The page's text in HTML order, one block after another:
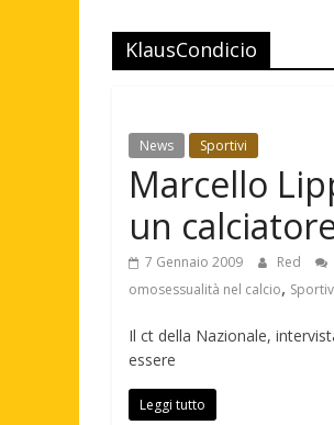
Cinema,
Motori,
news
maschile
KlausCondicio
News Sportivi
Marcello
un
7 Gennaio 2009 Red
omosessualità nel calcio,
Il ct della Nazionale,
essere
Leggi tutto